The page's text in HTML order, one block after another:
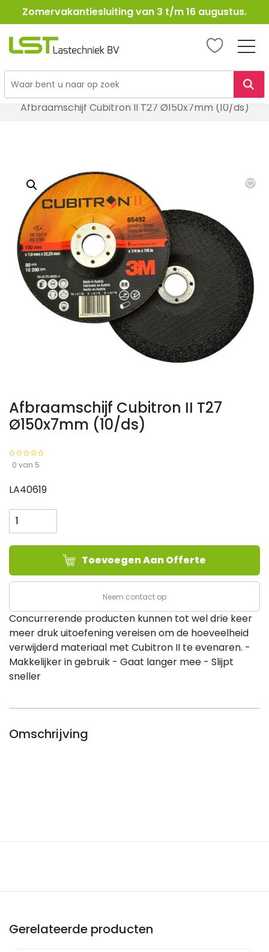
Ga
naar
Zomervakantiesluiting van 3 t/m 16 augustus.
LST
Lasbenodigheden
Afbraamschijf Cubitron II T27 Ø150x7mm (10/ds)
Afbraamschijf Cubitron II T27
Ø150x7mm (10/ds)
0 van 5
LA40619
Cubitron
II
T27
(10/ds)
Toevoegen Aan Offerte
Neem contact op
Concurrerende producten kunnen tot wel drie keer
meer druk uitoefening vereisen om de hoeveelheid
verwijderd materiaal met Cubitron II te evenaren. -
Makkelijker in gebruik - Gaat langer mee - Slijpt
sneller
Omschrijving
Gerelateerde producten